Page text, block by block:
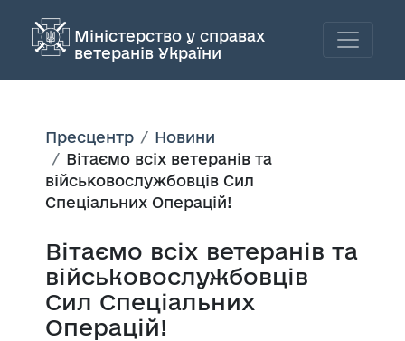
Міністерство у справах
ветеранів України
Пресцентр
Новини
Вітаємо всіх ветеранів та
військовослужбовців Сил
Спеціальних Операцій!
Вітаємо всіх ветеранів та
військовослужбовців
Сил Спеціальних
Операцій!